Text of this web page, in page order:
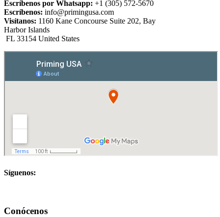
Escríbenos por Whatsapp: +1 (305) 572-5670
Escríbenos: info@primingusa.com
Visítanos: 1160 Kane Concourse Suite 202, Bay
Harbor Islands
FL 33154 United States
Síguenos:
Conócenos